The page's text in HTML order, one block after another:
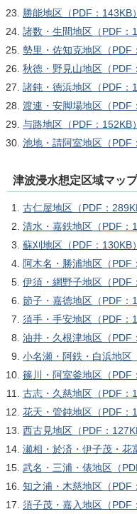
勝能地区（PDF：143KB）
諸数・生間地区（PDF：
勢里・佐知克地区（PDF
秋徳・野見山地区（PDF
諸鈍・徳浜地区（PDF：
渡連・安脚場地区（PDF
与路地区（PDF：152KB）
池地・請阿室地区（PDF
津波浸水想定区域マップ
古仁屋地区（PDF：
清水・嘉鉄地区（PDF：
蘇刈地区（PDF：130KB）
阿木名・勝浦地区（PDF
伊須・網野子地区（PDF
節子・嘉徳地区（PDF：
須手・手安地区（PDF：
油井・久根津地区（PDF
小名瀬・阿鉄・白浜地区
篠川・阿室釜地区（PDF
古志・久慈地区（PDF：
花天・管鈍地区（PDF：
西古見地区（PDF：
瀬相・於済・伊子茂・花
武名・三浦・俵地区（
知之浦・木慈地区（PDF
須子茂・嘉入地区（PDF